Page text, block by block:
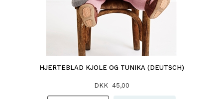
HJERTEBLAD KJOLE OG TUNIKA (DEUTSCH)
DKK 45,00